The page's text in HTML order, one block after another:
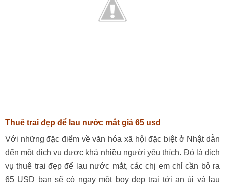
Thuê trai đẹp để lau nước mắt giá 65 usd
Với những đặc điểm về văn hóa xã hội đặc biệt ở Nhật dẫn
đến một dịch vụ được khá nhiều người yêu thích. Đó là dịch
vụ thuê trai đẹp để lau nước mắt, các chị em chỉ cần bỏ ra
65 USD bạn sẽ có ngay một boy đẹp trai tới an ủi và lau